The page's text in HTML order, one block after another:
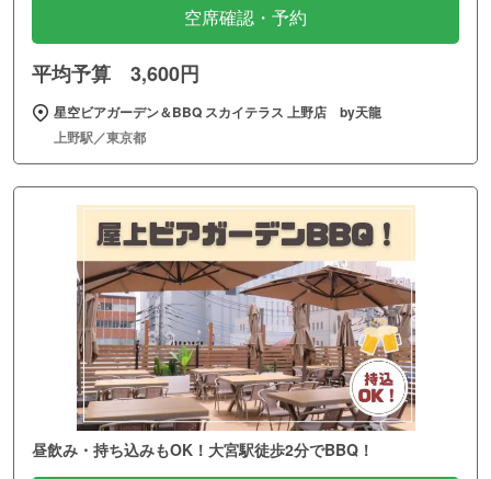
空席確認・予約
平均予算 3,600円
星空ビアガーデン＆BBQ スカイテラス 上野店 by天龍
上野駅／東京都
昼飲み・持ち込みもOK！大宮駅徒歩2分でBBQ！